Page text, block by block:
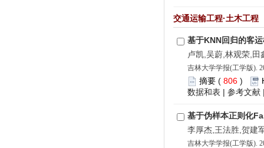
交通运输工程·土木工程
基于KNN回归的客
卢凯,吴蔚,林观荣,田
吉林大学学报(工学版).
摘要 ( 806 )
数据和表 | 参考文献
基于伪样本正则化
李厚杰,王法胜,贺建
吉林大学学报(工学版).